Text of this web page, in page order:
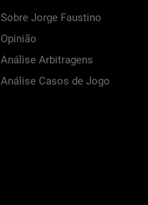
Sobre Jorge Faustino
Opinião
Análise Arbitragens
Análise Casos de Jogo